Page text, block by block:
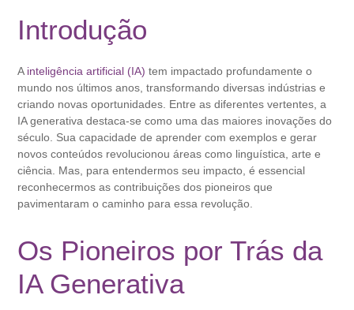
Introdução
A inteligência artificial (IA) tem impactado profundamente o
mundo nos últimos anos, transformando diversas indústrias e
criando novas oportunidades. Entre as diferentes vertentes, a
IA generativa destaca-se como uma das maiores inovações do
século. Sua capacidade de aprender com exemplos e gerar
novos conteúdos revolucionou áreas como linguística, arte e
ciência. Mas, para entendermos seu impacto, é essencial
reconhecermos as contribuições dos pioneiros que
pavimentaram o caminho para essa revolução.
Os Pioneiros por Trás da
IA Generativa